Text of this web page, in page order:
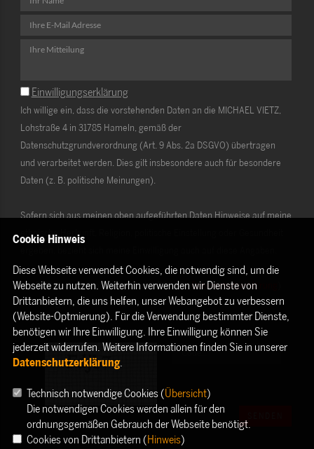
Einwilligungserklärung
Ich willige ein, dass die vorstehenden Daten an die MICHAEL VIETZ,
Lohstraße 4 in 31785 Hameln, gemäß der
Datenschutzgrundverordnung (Art. 9 Abs. 2a DSGVO) übertragen
und verarbeitet werden. Dies gilt insbesondere auch für besondere
Daten (z. B. politische Meinungen).
Sofern sich aus meinen oben aufgeführten Daten Hinweise auf meine
ethnische Herkunft, Religion, politische Einstellung oder Gesundheit
Die Rechte als Betroffener aus der DSGVO ( Datenschutzerklärung
habe ich gelesen und verstanden.
Cookie Hinweis
Diese Webseite verwendet Cookies, die notwendig sind, um die
Webseite zu nutzen. Weiterhin verwenden wir Dienste von
Drittanbietern, die uns helfen, unser Webangebot zu verbessern
(Website-Optmierung). Für die Verwendung bestimmter Dienste,
benötigen wir Ihre Einwilligung. Ihre Einwilligung können Sie
jederzeit widerrufen. Weitere Informationen finden Sie in unserer
Datenschutzerklärung.
Technisch notwendige Cookies (Übersicht)
Die notwendigen Cookies werden allein für den
ordnungsgemäßen Gebrauch der Webseite benötigt.
Cookies von Drittanbietern (Hinweis)